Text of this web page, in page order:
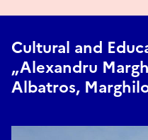
Cultural and
„Alexandru
Albatros,